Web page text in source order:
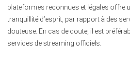
plateformes reconnues et légales offre
tranquillité d’esprit, par rapport à des
douteuse. En cas de doute, il est
services de streaming officiels.